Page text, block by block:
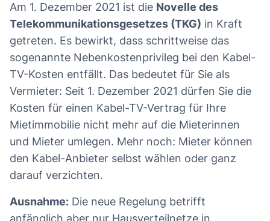
Am 1. Dezember 2021 ist die Novelle des
Telekommunikationsgesetzes (TKG) in Kraft
getreten. Es bewirkt, dass schrittweise das
sogenannte Nebenkostenprivileg bei den Kabel-
TV-Kosten entfällt. Das bedeutet für Sie als
Vermieter: Seit 1. Dezember 2021 dürfen Sie die
Kosten für einen Kabel-TV-Vertrag für Ihre
Mietimmobilie nicht mehr auf die Mieterinnen
und Mieter umlegen. Mehr noch: Mieter können
den Kabel-Anbieter selbst wählen oder ganz
darauf verzichten.
Ausnahme: Die neue Regelung betrifft
anfänglich aber nur Hausverteilnetze in